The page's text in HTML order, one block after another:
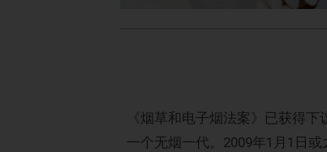
《烟草和电子烟法案》已获得
一个无烟一代。2009年1月1日